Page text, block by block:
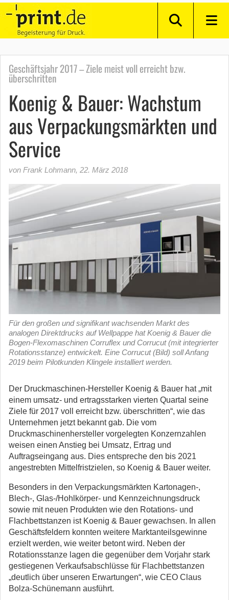
Geschäftsjahr 2017 – Ziele meist voll erreicht bzw.
überschritten
Koenig & Bauer: Wachstum
aus Verpackungsmärkten und
Service
von Frank Lohmann, 22. März 2018
Für den großen und signifikant wachsenden Markt des
analogen Direktdrucks auf Wellpappe hat Koenig & Bauer die
Bogen-Flexomaschinen Corruflex und Corrucut (mit integrierter
Rotationsstanze) entwickelt. Eine Corrucut (Bild) soll Anfang
2019 beim Pilotkunden Klingele installiert werden.
Der Druckmaschinen-Hersteller Koenig & Bauer hat „mit
einem umsatz- und ertragsstarken vierten Quartal seine
Ziele für 2017 voll erreicht bzw. überschritten“, wie das
Unternehmen jetzt bekannt gab. Die vom
Druckmaschinenhersteller vorgelegten Konzernzahlen
weisen einen Anstieg bei Umsatz, Ertrag und
Auftragseingang aus. Dies entspreche den bis 2021
angestrebten Mittelfristzielen, so Koenig & Bauer weiter.
Besonders in den Verpackungsmärkten Kartonagen-,
Blech-, Glas-/Hohlkörper- und Kennzeichnungsdruck
sowie mit neuen Produkten wie den Rotations- und
Flachbettstanzen ist Koenig & Bauer gewachsen. In allen
Geschäftsfeldern konnten weitere Marktanteilsgewinne
erzielt werden, wie weiter betont wird. Neben der
Rotationsstanze lagen die gegenüber dem Vorjahr stark
gestiegenen Verkaufsabschlüsse für Flachbettstanzen
„deutlich über unseren Erwartungen“, wie CEO Claus
Bolza-Schünemann ausführt.